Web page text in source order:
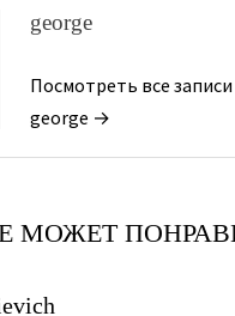
george
Посмотреть все
george →
МОЖЕТ